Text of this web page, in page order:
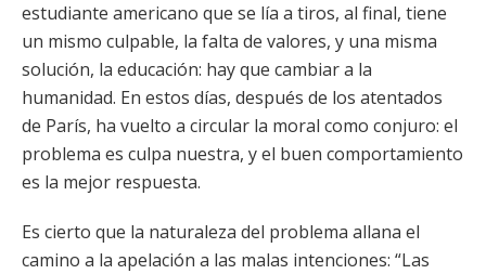
estudiante americano que se lía a tiros, al final, tiene
un mismo culpable, la falta de valores, y una misma
solución, la educación: hay que cambiar a la
humanidad. En estos días, después de los atentados
de París, ha vuelto a circular la moral como conjuro: el
problema es culpa nuestra, y el buen comportamiento
es la mejor respuesta.
Es cierto que la naturaleza del problema allana el
camino a la apelación a las malas intenciones: “Las